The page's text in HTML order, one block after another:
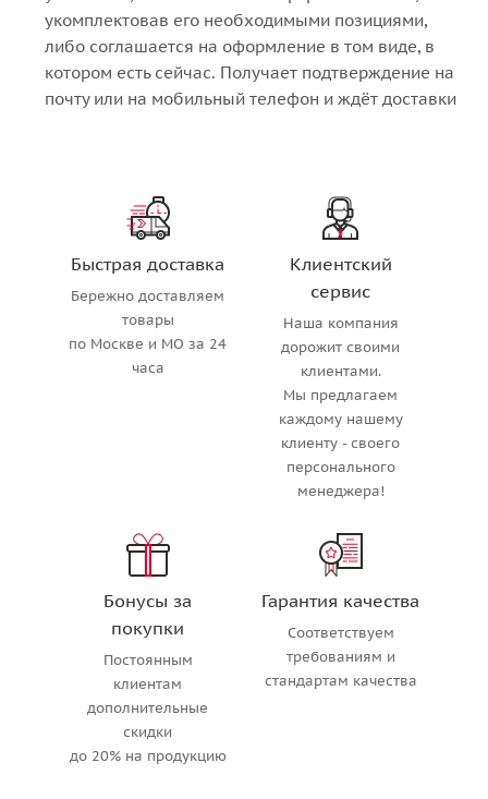
укомплектовав его необходимыми позициями,
либо соглашается на оформление в том виде, в
котором есть сейчас. Получает подтверждение на
почту или на мобильный телефон и ждёт доставки
Быстрая доставка
Бережно доставляем
товары
по Москве и МО за 24
часа
Клиентский
сервис
Наша компания
дорожит своими
клиентами.
Мы предлагаем
каждому нашему
клиенту - своего
персонального
менеджера!
Бонусы за
покупки
Постоянным
клиентам
дополнительные
скидки
до 20% на продукцию
Гарантия качества
Соответствуем
требованиям и
стандартам качества